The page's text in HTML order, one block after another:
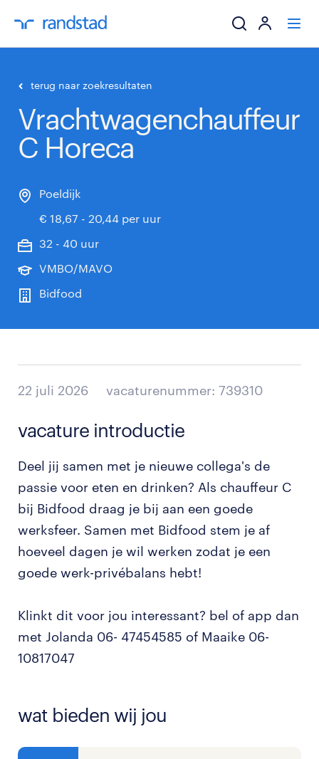
werkgevers
terug naar zoekresultaten
Vrachtwagenchauffeur
C Horeca
Poeldijk
€ 18,67 - 20,44 per uur
32 - 40 uur
VMBO/MAVO
Bidfood
22 juli 2026 vacaturenummer: 739310
vacature introductie
Deel jij samen met je nieuwe collega's de
passie voor eten en drinken? Als chauffeur C
bij Bidfood draag je bij aan een goede
werksfeer. Samen met Bidfood stem je af
hoeveel dagen je wil werken zodat je een
goede werk-privébalans hebt!
Klinkt dit voor jou interessant? bel of app dan
met Jolanda 06- 47454585 of Maaike 06-
10817047
wat bieden wij jou